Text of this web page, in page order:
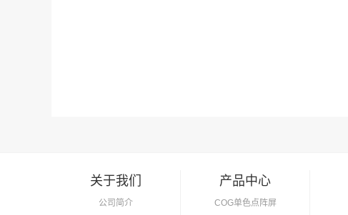
关于我们
公司简介
产品中心
COG单色点阵屏